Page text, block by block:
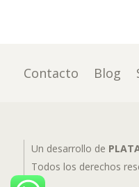
Contacto Blog
Un desarrollo de
Todos los derechos